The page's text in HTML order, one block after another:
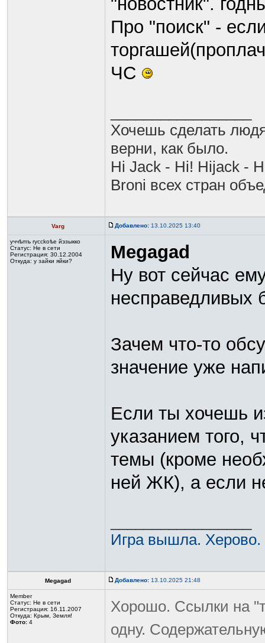
Про "поиск" -
ЧС
Хочешь сделать
верни, как было.
Hi Jack - Hi! Hijack -
Broni всех стран
Varg Добавлено: 13.10.2025 13:40
yччѣmъ rycckoѣе йэзыккo
Статус: Не в сети
Регистрация: 30.12.2004
Откуда: у зайки яйки?
Megagad
Ну вот сейчас
несправедливых
Зачем что-то
значение уже
Если ты хочешь
указанием того,
темы (кроме
ней ЖК), а если
Игра вышла. Херово.
Megagad Добавлено: 13.10.2025 21:48
Member
Статус: Не в сети
Регистрация: 16.11.2007
Откуда: Крым, Земля!
Фото: 4
Хорошо. Ссылки на
одну.